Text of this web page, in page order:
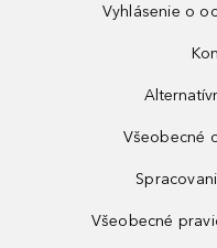
Vyhlásenie o
Všeobecné
Všeobecné